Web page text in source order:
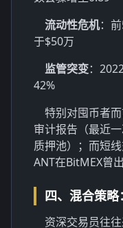
流动性危机：
于$50万
监管突变：
42%
特别对囤币者
审计报告（最近
质押池）；而短
ANT在BitMEX曾
四、混合策
资深交易员往